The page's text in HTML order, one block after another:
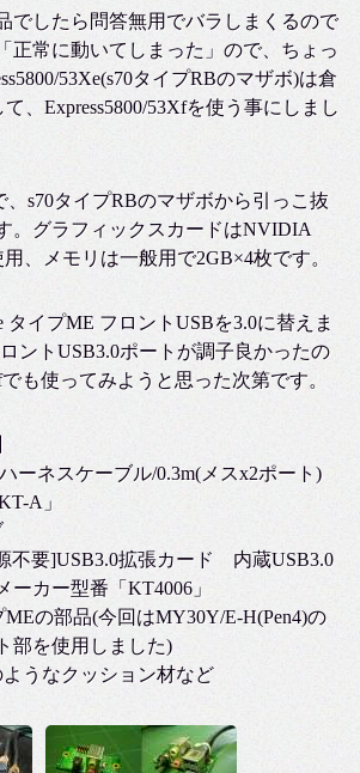
でしたら問答無用でバラしまくるので
正常に動いてしまった」ので、ちょっ
53Xe(s70タイプRBのマザボ)は倉
、Express5800/53Xfを使う事にしまし
、s70タイプRBのマザボから引っこ抜
。グラフィックスカードはNVIDIA
用、メモリは一般用で2GB×4枚です。
タイプME フロントUSBを3.0に替えま
ントUSB3.0ポートが調子良かったの
でも使ってみようと思った次第です。
ーネスケーブル/0.3m(メスx2ポート)
A」
不要]USB3.0拡張カード 内蔵USB3.0
カー型番「KT4006」
MEの部品(今回はMY30Y/E-H(Pen4)の
部を使用しました)
うなクッション材など